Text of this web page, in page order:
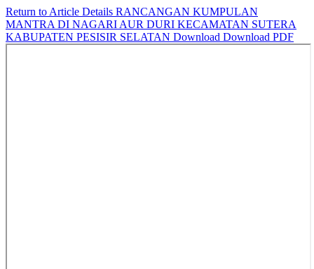
Return to Article Details RANCANGAN KUMPULAN
MANTRA DI NAGARI AUR DURI KECAMATAN SUTERA
KABUPATEN PESISIR SELATAN Download Download PDF